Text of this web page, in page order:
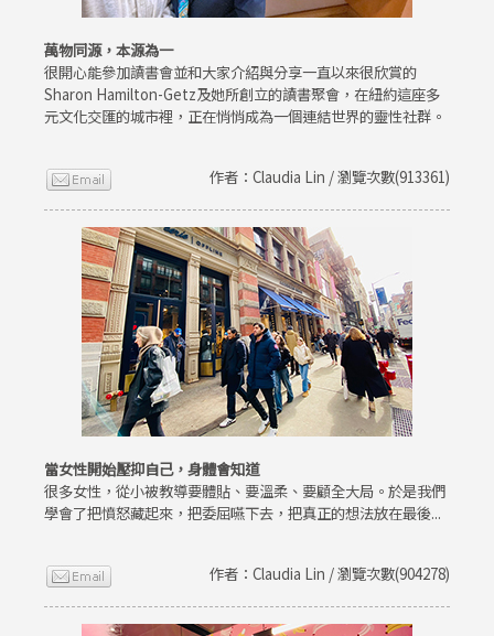
萬物同源，本源為一
很開心能參加讀書會並和大家介紹與分享一直以來很欣賞的
Sharon Hamilton-Getz及她所創立的讀書聚會，在紐約這座多
元文化交匯的城市裡，正在悄悄成為一個連結世界的靈性社群。
作者：Claudia Lin / 瀏覽次數(913361)
當女性開始壓抑自己，身體會知道
很多女性，從小被教導要體貼、要溫柔、要顧全大局。於是我們
學會了把憤怒藏起來，把委屈嚥下去，把真正的想法放在最後...
作者：Claudia Lin / 瀏覽次數(904278)